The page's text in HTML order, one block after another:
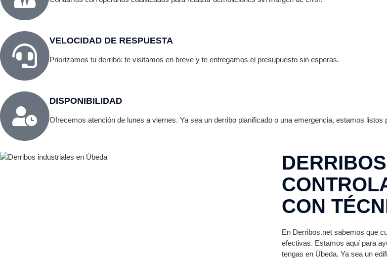
VELOCIDAD DE RESPUESTA
Priorizamos tu derribo: te visitamos en breve y te entregamos el presupuesto sin esperas.
DISPONIBILIDAD
Ofrecemos atención de lunes a viernes. Ya sea un derribo planificado o una emergencia, estamos listos
CON
En Derribos.net sabemos que
efectivas. Estamos aquí para
tengas en Úbeda. Ya sea un